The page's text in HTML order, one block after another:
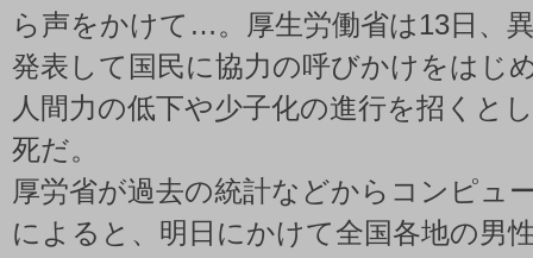
ら声をかけて…。厚生労働省は13日、
発表して国民に協力の呼びかけをはじ
人間力の低下や少子化の進行を招くと
死だ。
厚労省が過去の統計などからコンピュ
によると、明日にかけて全国各地の男